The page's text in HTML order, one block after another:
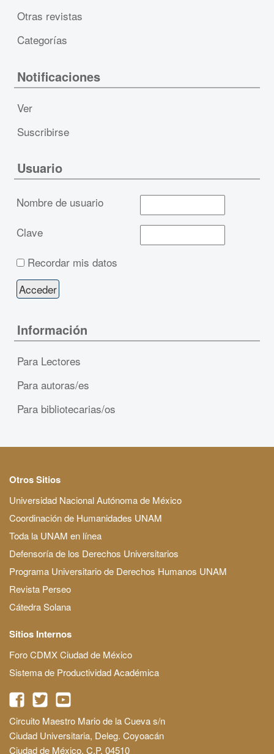
Otras revistas
Categorías
Notificaciones
Ver
Suscribirse
Usuario
Nombre de usuario
Clave
Recordar mis datos
Información
Para Lectores
Para autoras/es
Para bibliotecarias/os
Otros Sitios
Universidad Nacional Autónoma de México
Coordinación de Humanidades UNAM
Toda la UNAM en línea
Defensoría de los Derechos Universitarios
Programa Universitario de Derechos Humanos UNAM
Revista Perseo
Cátedra Solana
Sitios Internos
Foro CDMX Ciudad de México
Sistema de Productividad Académica
Circuito Maestro Mario de la Cueva s/n
Ciudad Universitaria, Deleg. Coyoacán
Ciudad de México, C.P. 04510